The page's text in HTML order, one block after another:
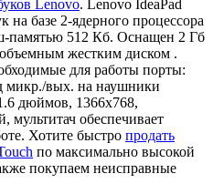
Lenovo. Lenovo IdeaPad
на базе 2-ядерного процессора
памятью 512 Кб. Оснащен 2 Гб
жестким диском .
для работы порты:
микр./вых. на наушники
дюймов, 1366x768,
обеспечивает
Хотите быстро продать
по максимально высокой
покупаем неисправные